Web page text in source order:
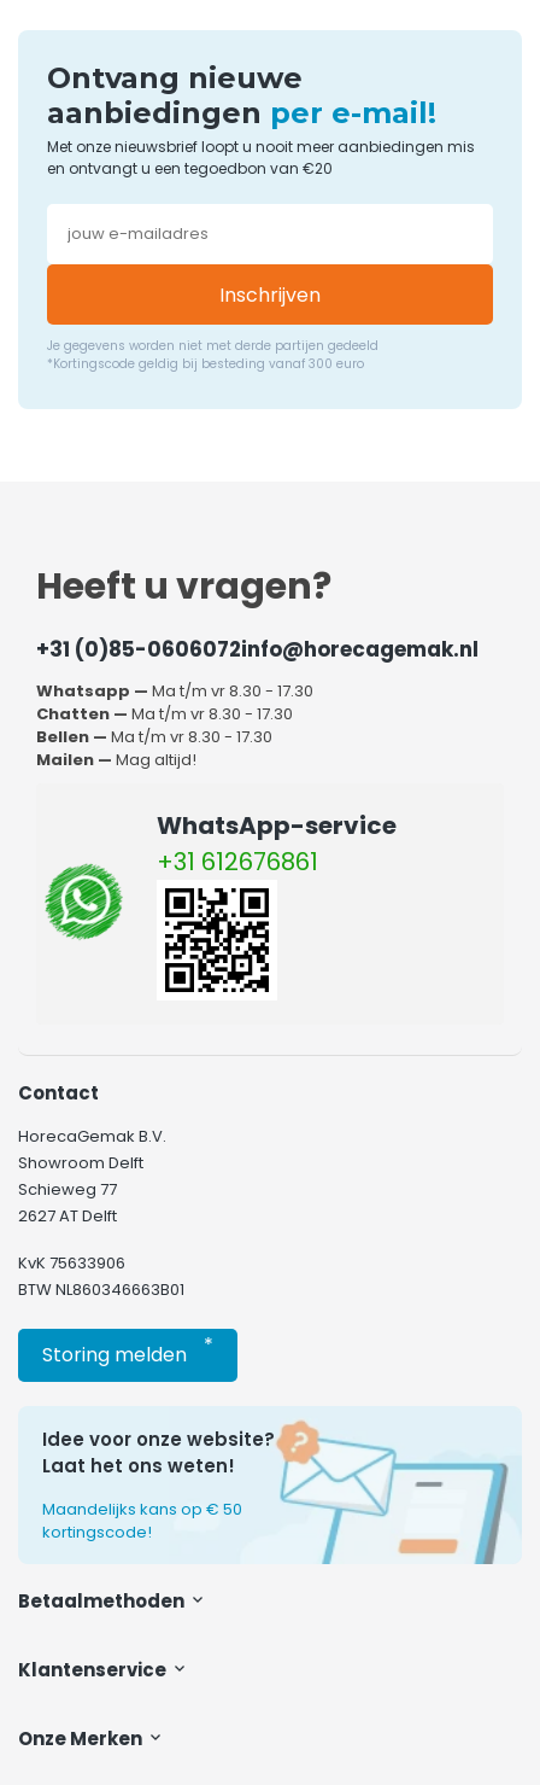
Ontvang nieuwe
aanbiedingen per e-mail!
Met onze nieuwsbrief loopt u nooit meer aanbiedingen mis
en ontvangt u een tegoedbon van €20
Inschrijven
Je gegevens worden niet met derde partijen gedeeld
*Kortingscode geldig bij besteding vanaf 300 euro
Heeft u vragen?
+31 (0)85-0606072info@horecagemak.nl
Whatsapp — Ma t/m vr 8.30 - 17.30
Chatten — Ma t/m vr 8.30 - 17.30
Bellen — Ma t/m vr 8.30 - 17.30
Mailen — Mag altijd!
WhatsApp-service
+31 612676861
Klantenservice
Onze Merken
Contact
HorecaGemak B.V.
Showroom Delft
Schieweg 77
2627 AT Delft
KvK 75633906
BTW NL860346663B01
Storing melden *
Idee voor onze website?
Laat het ons weten!
Maandelijks kans op € 50
kortingscode!
Betaalmethoden